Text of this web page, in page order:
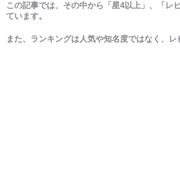
この記事では、その中から「星4以上」、「レ
ています。
また、ランキングは人気や知名度ではなく、